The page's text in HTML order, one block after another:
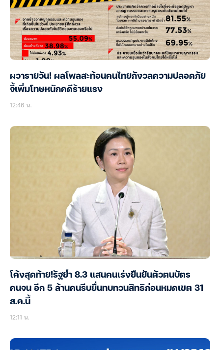
ผวารายวัน! ผลโพลสะท้อนคนไทยกังวลความปลอดภัย
จี้เพิ่มโทษหนักคดีร้ายแรง
12:46 น.
โค้งสุดท้าย!รัฐย้ำ 8.3 แสนคนเร่งยืนยันตัวตนบัตร
คนจน อีก 5 ล้านคนรีบยื่นทบทวนสิทธิก่อนหมดเขต 31
ส.ค.นี้
12:11 น.